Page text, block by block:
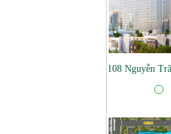
N05 - KDT